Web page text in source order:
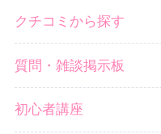
クチコミから探す
質問・雑談掲示板
初心者講座